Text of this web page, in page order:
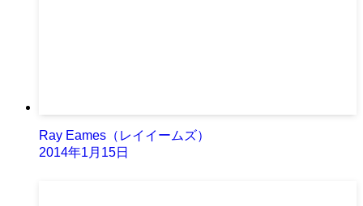
Ray Eames（レイイームズ）
2014年1月15日